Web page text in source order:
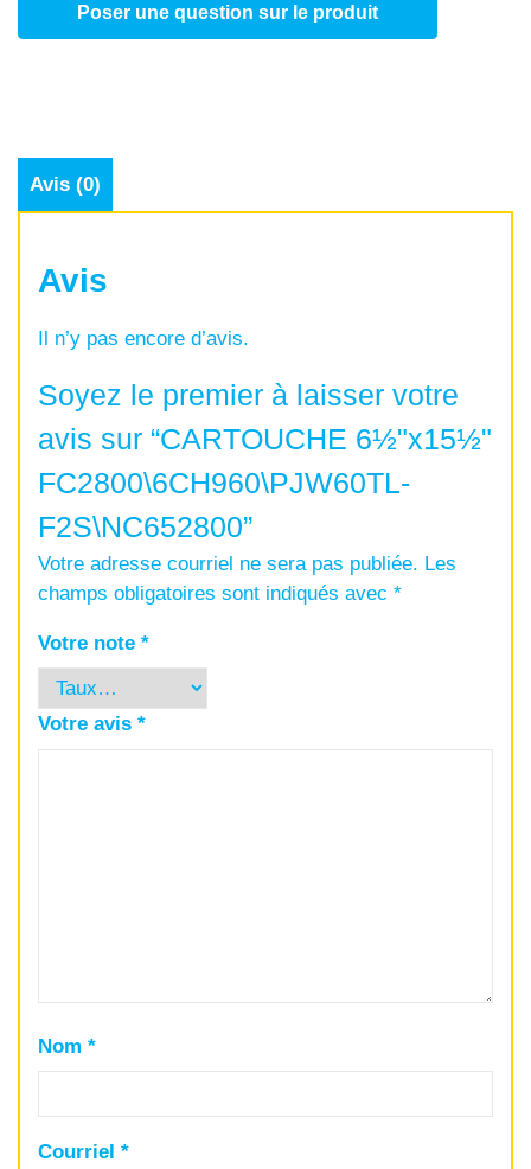
Poser une question sur le produit
Avis (0)
Avis
Il n’y pas encore d’avis.
Soyez le premier à laisser votre
avis sur “CARTOUCHE 6½"x15½"
FC2800\6CH960\PJW60TL-
F2S\NC652800”
Votre adresse courriel ne sera pas publiée. Les
champs obligatoires sont indiqués avec *
Votre note *
Votre avis *
Nom *
Courriel *